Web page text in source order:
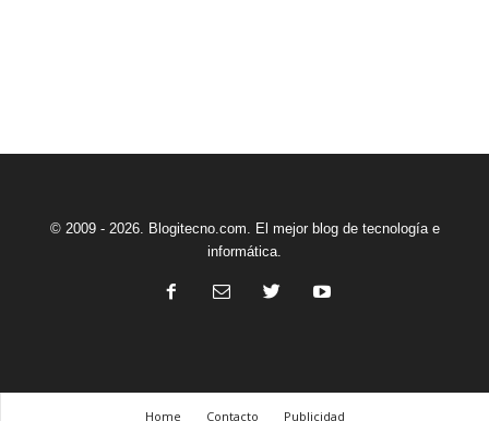
© 2009 - 2026. Blogitecno.com. El mejor blog de tecnología e
informática.
Home Contacto Publicidad